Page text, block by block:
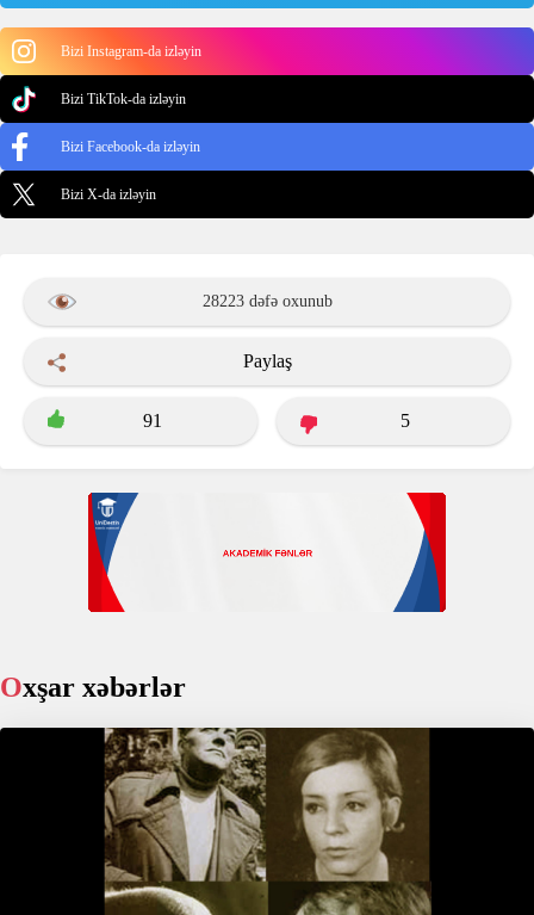
Bizi Instagram-da izləyin
Bizi TikTok-da izləyin
Bizi Facebook-da izləyin
Bizi X-da izləyin
28223 dəfə oxunub
Paylaş
91 5
Oxşar xəbərlər